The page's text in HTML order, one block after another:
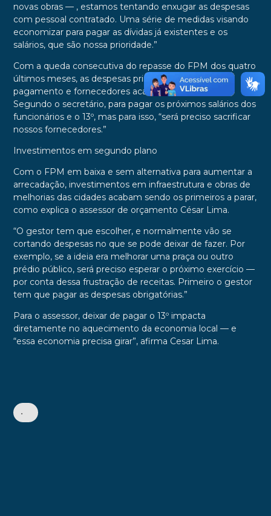
novas obras — , estamos tentando enxugar as despesas
com pessoal contratado. Uma série de medidas visando
economizar para pagar as dívidas já existentes e os
salários, que são nossa prioridade.”
Com a queda consecutiva do repasse do FPM dos quatro
últimos meses, as despesas primárias com folha de
pagamento e fornecedores acabam prejudicadas.
Segundo o secretário, para pagar os próximos salários dos
funcionários e o 13º, mas para isso, “será preciso sacrificar
nossos fornecedores.”
Investimentos em segundo plano
Com o FPM em baixa e sem alternativa para aumentar a
arrecadação, investimentos em infraestrutura e obras de
melhorias das cidades acabam sendo os primeiros a parar,
como explica o assessor de orçamento César Lima.
“O gestor tem que escolher, e normalmente vão se
cortando despesas no que se pode deixar de fazer. Por
exemplo, se a ideia era melhorar uma praça ou outro
prédio público, será preciso esperar o próximo exercício —
por conta dessa frustração de receitas. Primeiro o gestor
tem que pagar as despesas obrigatórias.”
Para o assessor, deixar de pagar o 13º impacta
diretamente no aquecimento da economia local — e
“essa economia precisa girar”, afirma Cesar Lima.
•